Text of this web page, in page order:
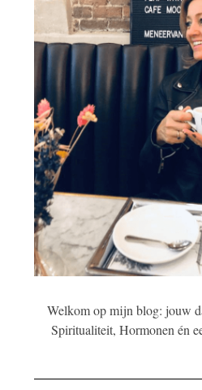
Welkom op mijn blog: jouw
Spiritualiteit, Hormonen én